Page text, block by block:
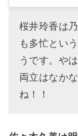
桜井玲香は
も多忙とい
うです。や
両立はなか
ね！！